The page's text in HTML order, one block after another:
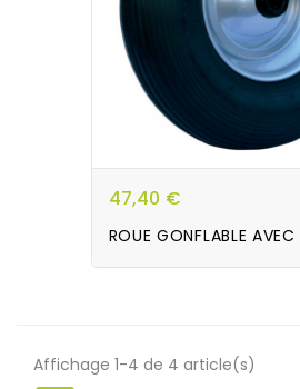
47,40 €
ROUE GONFLABLE AVEC
Affichage 1-4 de 4 article(s)